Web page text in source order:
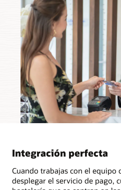
Integración perfecta
Cuando trabajas con el equipo
desplegar el servicio de pago,